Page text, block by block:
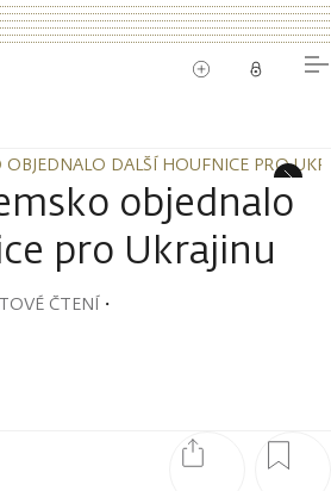
DALŠÍ HOUFNICE PRO
DALŠÍ HOUFNICE PRO
objednalo
pro Ukrajinu
ČTENÍ・